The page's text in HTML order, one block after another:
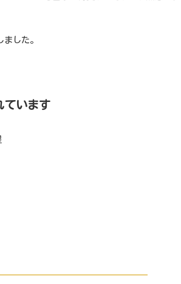
した。
ています